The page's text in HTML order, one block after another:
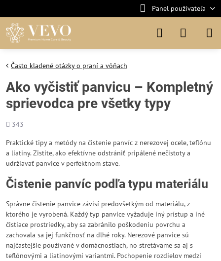
Panel používateľa
Často kladené otázky o praní a vôňach
Ako vyčistiť panvicu – Kompletný
sprievodca pre všetky typy
Počet
343
Praktické tipy a metódy na čistenie panvíc z nerezovej ocele, teflónu
a liatiny. Zistite, ako efektívne odstrániť pripálené nečistoty a
udržiavať panvice v perfektnom stave.
Čistenie panvíc podľa typu materiálu
Správne čistenie panvice závisí predovšetkým od materiálu, z
ktorého je vyrobená. Každý typ panvice vyžaduje iný prístup a iné
čistiace prostriedky, aby sa zabránilo poškodeniu povrchu a
zachovala sa jej funkčnosť na dlhé roky. Nerezové panvice sú
najčastejšie používané v domácnostiach, no stretávame sa aj s
teflónovými a liatinovými variantmi. Pochopenie rozdielov medzi